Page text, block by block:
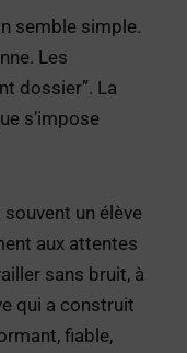
semble simple.
Les
dossier”. La
s’impose
un élève
aux attentes
sans bruit, à
qui a construit
fiable,